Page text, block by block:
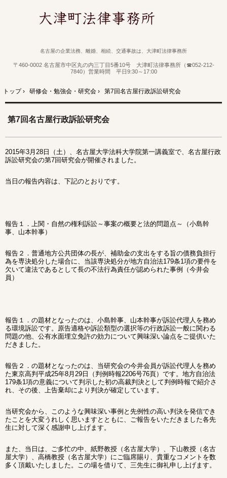
名古屋の企業法務、離婚、相続、交通事故は、大津町法律事務所
〒460-0002 名古屋市中区丸の内三丁目5番10号 大津町法律事務所（☎052-212-
7840）営業時間 平日9:30～17:00
トップ› 研修会・勉強会・研究会 › 第7回名古屋行政訴訟研究会
第7回名古屋行政訴訟研究会
2015年3月28日（土）、名古屋大学法科大学院第一講義室で、名古屋行政
訴訟研究会の第7回研究会が開催されました。
当日の報告内容は、下記のとおりです。
報告１．上関・自然の権利訴訟～事案の概要と法的問題点～（小島幹
事、山本幹事）
報告２．普通地方公共団体の長が、補助金の支出をする旨の債務負担行
為を専決処分した場合に、当該専決処分が地方自治法179条1項の要件を
欠いて違法であるとして長の不法行為責任が認められた事例（今井会
員）
報告１．の題材となったのは、小島幹事、山本幹事が訴訟代理人を務め
る環境訴訟です。原告適格や訴訟類型の選択等の行政訴訟一般に関わる
問題の他、公有水面埋立免許の効力について興味深い論点をご提供いた
だきました。
報告２．の題材となったのは、当研究会の今井会員が訴訟代理人を務め
た東京高判平成25年8月29日（判例時報2206号76頁）です。地方自治法
179条1項の意義について判示した初の高裁判決として判例時報で紹介さ
れ、その後、上告棄却により判決が確定しています。
当研究会から、このような興味深い事例と先例性の高い判決を発信でき
たことを大変うれしく思いますとともに、ご報告をいただきました各先
生に対して深く感謝申し上げます。
また、当日は、ご多忙の中、紙野教授（名古屋大学）、下山教授（名古
屋大学）、高橋教授（名古屋大学）にご臨席賜り、貴重なコメントを数
多く頂戴いたしました。この場を借りて、三先生に御礼申し上げます。